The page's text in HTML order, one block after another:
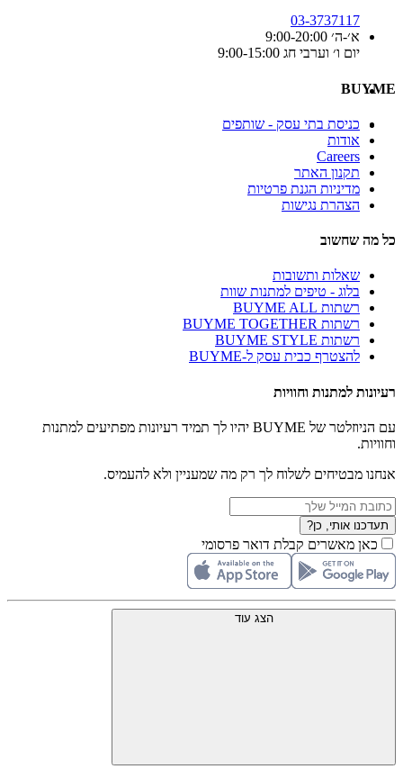
03-3737117
א׳-ה׳ 9:00-20:00
יום ו׳ וערבי חג 9:00-15:00
BUYME
כניסת בתי עסק - שותפים
אודות
Careers
תקנון האתר
מדיניות הגנת פרטיות
הצהרת נגישות
כל מה שחשוב
שאלות ותשובות
בלוג - טיפים למתנות שוות
רשתות BUYME ALL
רשתות BUYME TOGETHER
רשתות BUYME STYLE
להצטרף כבית עסק ל-BUYME
רעיונות למתנות וחוויות
עם הניוזלטר של BUYME יהיו לך תמיד רעיונות מפתיעים למתנות
וחוויות.
אנחנו מבטיחים לשלוח לך רק מה שמעניין ולא להעמיס.
תעדכנו אותי, כן?
כאן מאשרים קבלת דואר פרסומי
הצג עוד